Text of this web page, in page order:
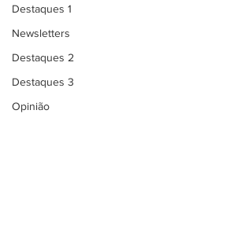
Destaques 1
Newsletters
Destaques 2
Destaques 3
Opinião